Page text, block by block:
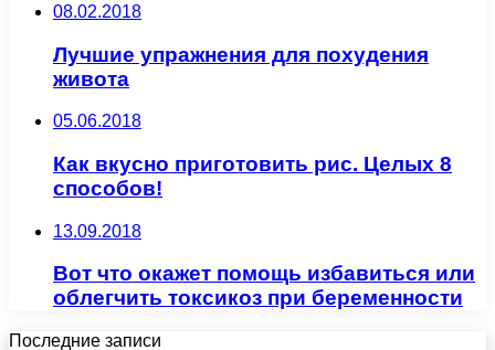
08.02.2018
Лучшие упражнения для похудения
живота
05.06.2018
Как вкусно приготовить рис. Целых 8
способов!
13.09.2018
Вот что окажет помощь избавиться или
облегчить токсикоз при беременности
Последние записи